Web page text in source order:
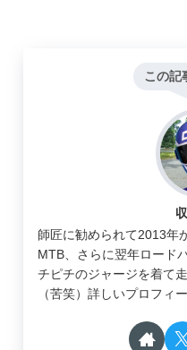
この記
師匠に勧められて2013年
MTB、さらに翌年ロード
チピチのジャージを着て
（苦笑）詳しいプロフィ